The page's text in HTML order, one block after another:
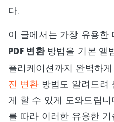
다.
이 글에서는 가장 유용한
PDF 변환방법을 기본 앨
플리케이션까지 완벽하
진 변환 방법도 알려드려
게 할 수 있게 도와드립
를 따라 이러한 유용한